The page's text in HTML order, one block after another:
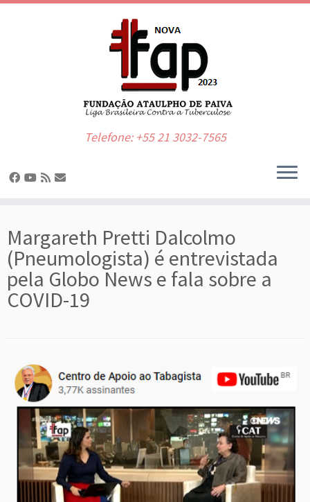
content
Telefone: +55 21 3032-7565
Margareth Pretti Dalcolmo
(Pneumologista) é entrevistada
pela Globo News e fala sobre a
COVID-19